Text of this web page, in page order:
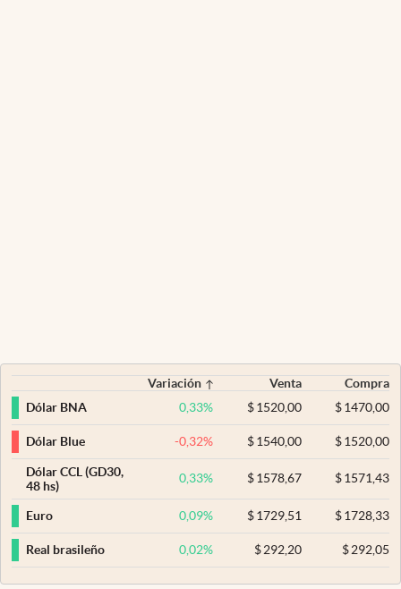
Variación Venta
Compra
Dólar BNA
0,33% $ 1520,00 $1470,00
Dólar Blue -0,32% $ 1540,00 $1520,00
Dólar CCL (GD30,
48 hs)
0,33% $ 1578,67 $1571,43
Euro 0,09% $ 1729,51 $1728,33
Real brasileño 0,02% $ 292,20 $292,05